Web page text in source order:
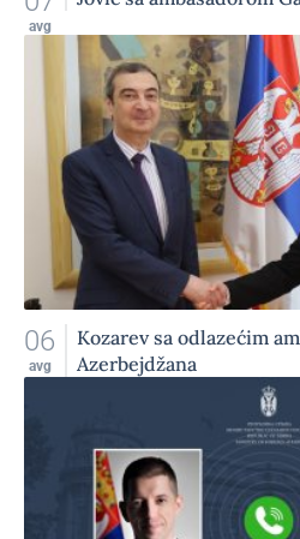
avg
06
avg
Kozarev sa odlazećim
Azerbejdžana